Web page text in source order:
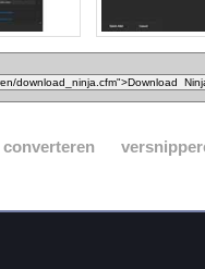
converteren